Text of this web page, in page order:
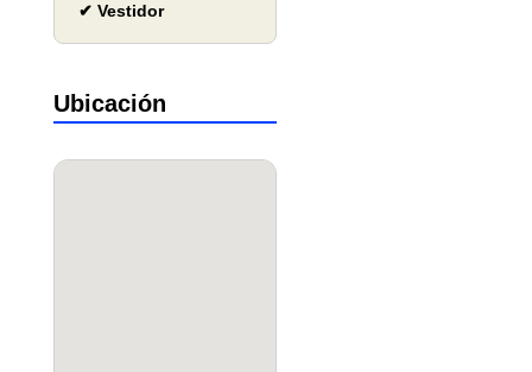
✔ Vestidor
Ubicación